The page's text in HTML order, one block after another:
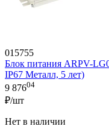
015755
Блок питания ARPV-
IP67 Металл, 5 лет)
9 87604
₽/шт
Нет в наличии